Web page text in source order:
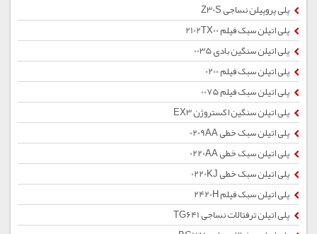
پلی پروپیلن نساجی Z30S
پلی اتیلن سبک فیلم 2102TX00
پلی اتیلن سنگین بادی 0035
پلی اتیلن سبک فیلم 0200
پلی اتیلن سبک فیلم 0075
پلی اتیلن سنگین اکستروژن EX3
پلی اتیلن سبک خطی 0209AA
پلی اتیلن سبک خطی 0220AA
پلی اتیلن سبک خطی 0220KJ
پلی اتیلن سبک فیلم 2420H
پلی اتیلن ترفتالات نساجی TG641